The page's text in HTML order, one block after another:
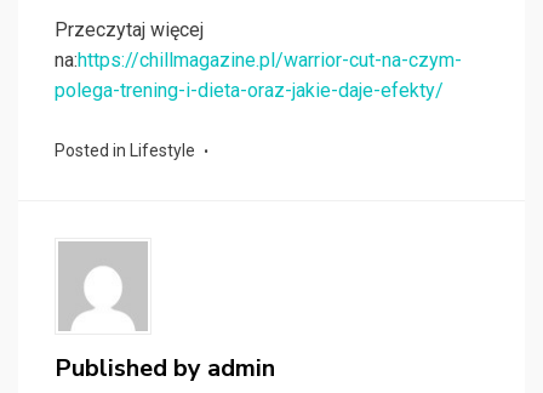
Przeczytaj więcej
na:https://chillmagazine.pl/warrior-cut-na-czym-
polega-trening-i-dieta-oraz-jakie-daje-efekty/
Posted in Lifestyle
Published by admin